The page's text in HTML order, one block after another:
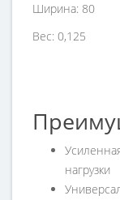
Ширина: 80
Вес: 0,125
нагрузки